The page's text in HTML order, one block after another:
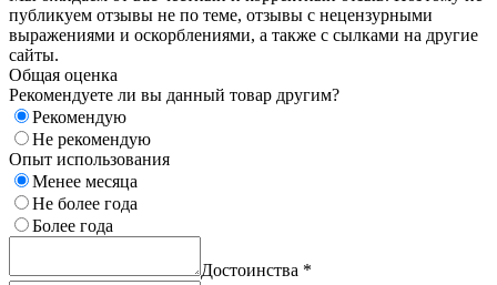
публикуем отзывы не по теме, отзывы с нецензурными
выражениями и оскорблениями, а также с сылками на другие
сайты.
Общая оценка
Рекомендуете ли вы данный товар другим?
Рекомендую
Не рекомендую
Опыт использования
Менее месяца
Не более года
Более года
Достоинства *